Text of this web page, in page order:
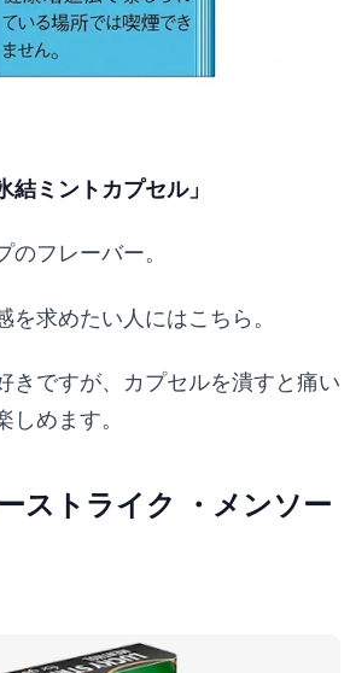
結ミントカプセル」
フレーバー。
を求めたい人にはこちら。
きですが、カプセルを潰すと痛い
しめます。
ストライク ・メンソー